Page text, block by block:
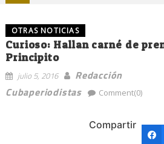
OTRAS NOTICIAS
Curioso: Hallan carné de
Principito
julio 5, 2016
Redacción
Cubaperiodistas
Comment(0)
Compartir